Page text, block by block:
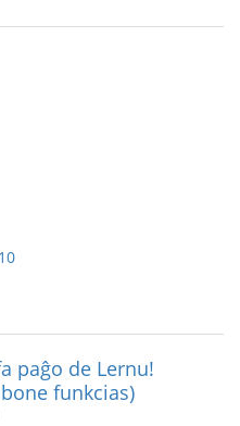
paĝo de Lernu!
funkcias)